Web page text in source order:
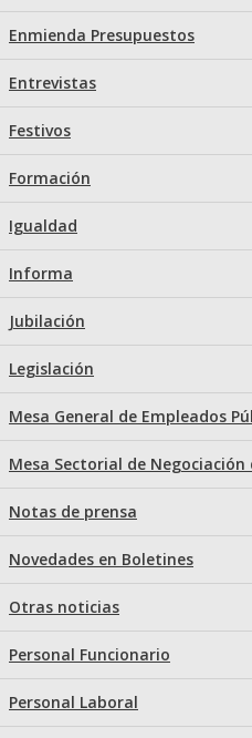
Enmienda Presupuestos
Entrevistas
Festivos
Formación
Igualdad
Informa
Jubilación
Legislación
Mesa General de Empleados
Mesa Sectorial de
Notas de prensa
Novedades en Boletines
Otras noticias
Personal Funcionario
Personal Laboral